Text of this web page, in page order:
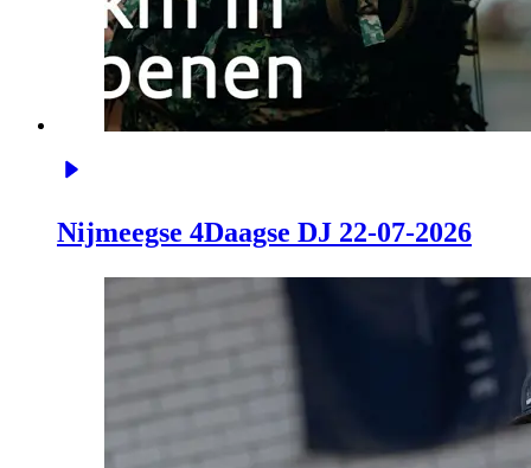
Nijmeegse 4Daagse DJ 22-07-2026